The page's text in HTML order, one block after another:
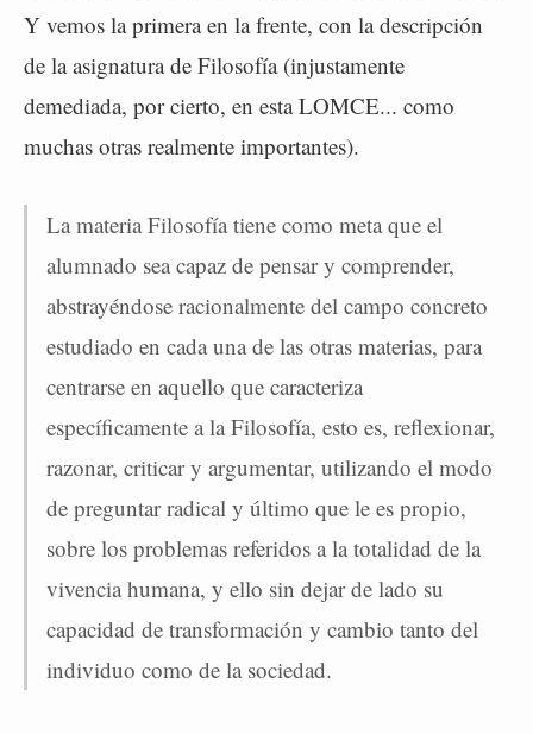
Y vemos la primera en la frente, con la descripción
de la asignatura de Filosofía (injustamente
demediada, por cierto, en esta LOMCE... como
muchas otras realmente importantes).
La materia Filosofía tiene como meta que el
alumnado sea capaz de pensar y comprender,
abstrayéndose racionalmente del campo concreto
estudiado en cada una de las otras materias, para
centrarse en aquello que caracteriza
específicamente a la Filosofía, esto es, reflexionar,
razonar, criticar y argumentar, utilizando el modo
de preguntar radical y último que le es propio,
sobre los problemas referidos a la totalidad de la
vivencia humana, y ello sin dejar de lado su
capacidad de transformación y cambio tanto del
individuo como de la sociedad.